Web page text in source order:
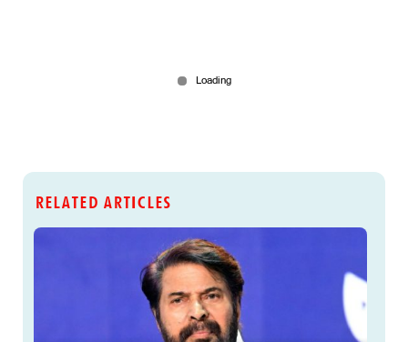
RELATED ARTICLES